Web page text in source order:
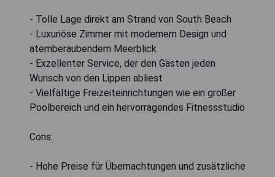
- Tolle Lage direkt am Strand von South Beach
- Luxuriöse Zimmer mit modernem Design und
atemberaubendem Meerblick
- Exzellenter Service, der den Gästen jeden
Wunsch von den Lippen abliest
- Vielfältige Freizeiteinrichtungen wie ein großer
Poolbereich und ein hervorragendes Fitnessstudio
Cons:
- Hohe Preise für Übernachtungen und zusätzliche